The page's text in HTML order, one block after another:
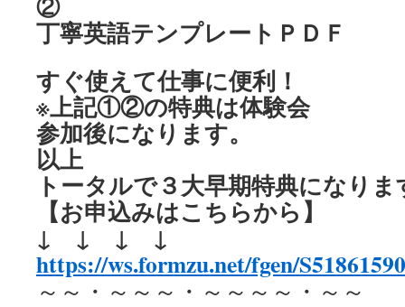
丁寧英語テンプレートＰＤＦ
すぐ使えて仕事に便利！
※上記①②の特典は体験会
参加後になります。
以上
トータルで３大早期特典になりま
【お申込みはこちらから】
↓ ↓ ↓ ↓
https://ws.formzu.net/fgen/
～～・～～～・～～～～・～～